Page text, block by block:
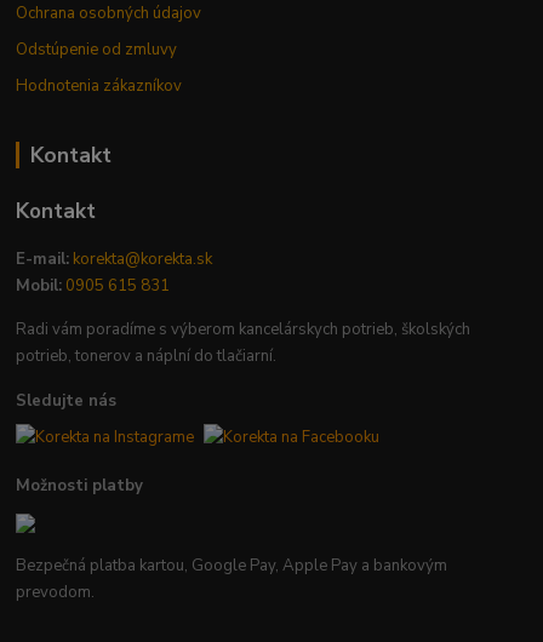
Ochrana osobných údajov
Odstúpenie od zmluvy
Hodnotenia zákazníkov
Kontakt
Kontakt
E-mail: korekta@korekta.sk
Mobil: 0905 615 831
Radi vám poradíme s výberom kancelárskych potrieb, školských
potrieb, tonerov a náplní do tlačiarní.
Sledujte nás
Možnosti platby
Bezpečná platba kartou, Google Pay, Apple Pay a bankovým
prevodom.